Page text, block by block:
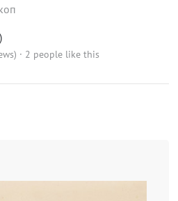
· 2 people like this